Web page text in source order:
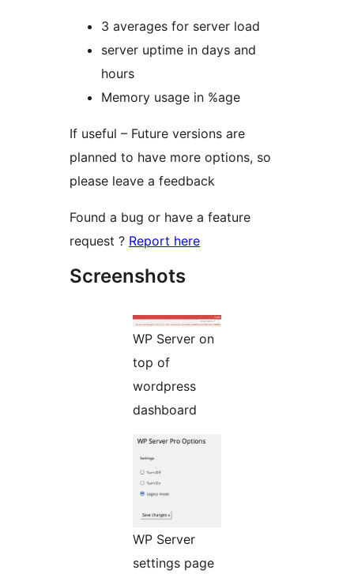
3 averages for server load
server uptime in days and
hours
Memory usage in %age
If useful – Future versions are
planned to have more options, so
please leave a feedback
Found a bug or have a feature
request ? Report here
Screenshots
WP Server on
top of
wordpress
dashboard
WP Server
settings page